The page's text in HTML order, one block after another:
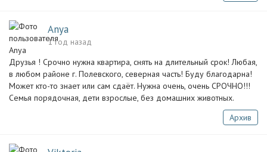
Anya
1 год назад
Друзья ! Срочно нужна квартира, снять на длительный срок! Любая,
в любом районе г. Полевского, северная часть! Буду благодарна!
Может кто-то знает или сам сдаёт. Нужна очень, очень СРОЧНО!!!
Семья порядочная, дети взрослые, без домашних животных.
Архив